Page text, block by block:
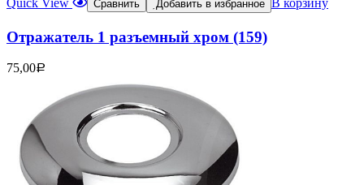
Quick View Сравнить Добавить в избранное В корзину
Отражатель 1 разъемный хром (159)
75,00Р